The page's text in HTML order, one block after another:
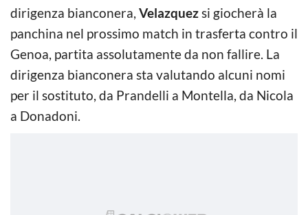
dirigenza bianconera, Velazquezsi giocherà la
panchina nel prossimo match in trasferta contro il
Genoa, partita assolutamente da non fallire. La
dirigenza bianconera sta valutando alcuni nomi
per il sostituto, da Prandelli a Montella, da Nicola
a Donadoni.